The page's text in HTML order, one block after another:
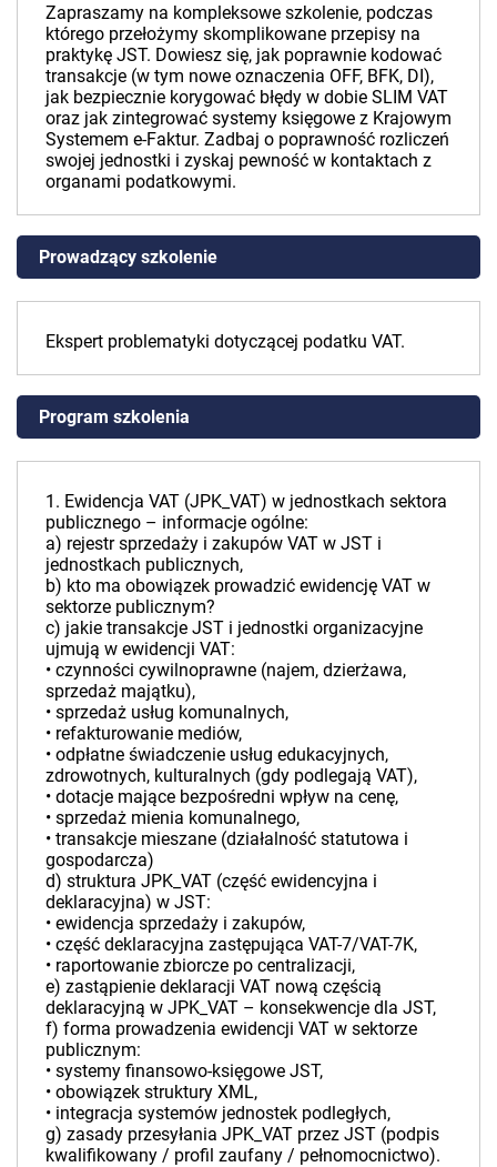
Zapraszamy na kompleksowe szkolenie, podczas
którego przełożymy skomplikowane przepisy na
praktykę JST. Dowiesz się, jak poprawnie kodować
transakcje (w tym nowe oznaczenia OFF, BFK, DI),
jak bezpiecznie korygować błędy w dobie SLIM VAT
oraz jak zintegrować systemy księgowe z Krajowym
Systemem e-Faktur. Zadbaj o poprawność rozliczeń
swojej jednostki i zyskaj pewność w kontaktach z
organami podatkowymi.
Prowadzący szkolenie
Ekspert problematyki dotyczącej podatku VAT.
Program szkolenia
1. Ewidencja VAT (JPK_VAT) w jednostkach sektora
publicznego – informacje ogólne:
a) rejestr sprzedaży i zakupów VAT w JST i
jednostkach publicznych,
b) kto ma obowiązek prowadzić ewidencję VAT w
sektorze publicznym?
c) jakie transakcje JST i jednostki organizacyjne
ujmują w ewidencji VAT:
• czynności cywilnoprawne (najem, dzierżawa,
sprzedaż majątku),
• sprzedaż usług komunalnych,
• refakturowanie mediów,
• odpłatne świadczenie usług edukacyjnych,
zdrowotnych, kulturalnych (gdy podlegają VAT),
• dotacje mające bezpośredni wpływ na cenę,
• sprzedaż mienia komunalnego,
• transakcje mieszane (działalność statutowa i
gospodarcza)
d) struktura JPK_VAT (część ewidencyjna i
deklaracyjna) w JST:
• ewidencja sprzedaży i zakupów,
• część deklaracyjna zastępująca VAT-7/VAT-7K,
• raportowanie zbiorcze po centralizacji,
e) zastąpienie deklaracji VAT nową częścią
deklaracyjną w JPK_VAT – konsekwencje dla JST,
f) forma prowadzenia ewidencji VAT w sektorze
publicznym:
• systemy finansowo-księgowe JST,
• obowiązek struktury XML,
• integracja systemów jednostek podległych,
g) zasady przesyłania JPK_VAT przez JST (podpis
kwalifikowany / profil zaufany / pełnomocnictwo).